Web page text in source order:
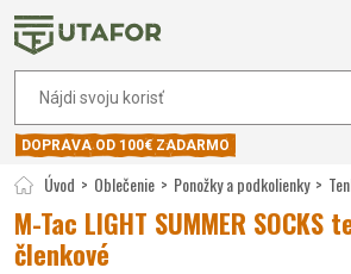
DOPRAVA OD 100€ ZADARMO
Úvod Oblečenie Ponožky a podkolienky
M-Tac LIGHT SUMMER SOCKS
členkové